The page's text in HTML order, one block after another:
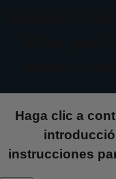
Descubra
Haga clic a
instrucciones